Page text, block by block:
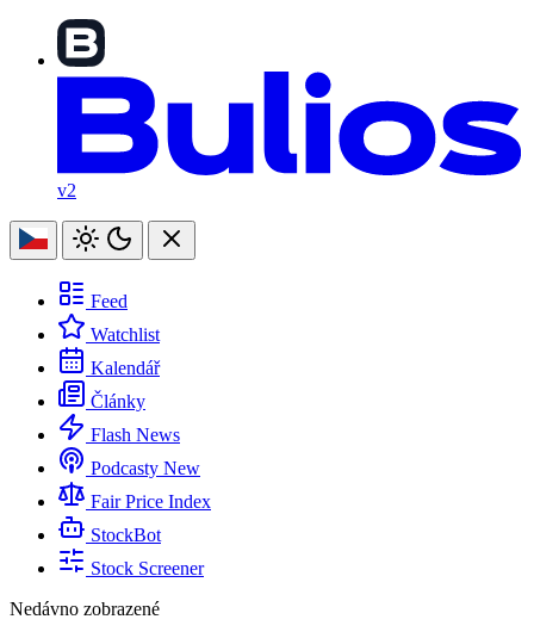
v2
Feed
Watchlist
Kalendář
Články
Flash News
Podcasty New
Fair Price Index
StockBot
Stock Screener
Nedávno zobrazené